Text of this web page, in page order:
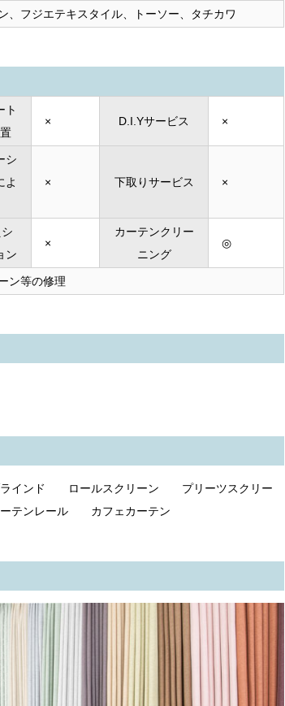
、フジエテキスタイル、トーソー、タチカワ
ト
× D.I.Yサービス ×
シ
よ
× 下取りサービス ×
ン
×
カーテンクリー
ニング
◎
ン等の修理
インド ロールスクリーン プリーツスクリー
テンレール カフェカーテン